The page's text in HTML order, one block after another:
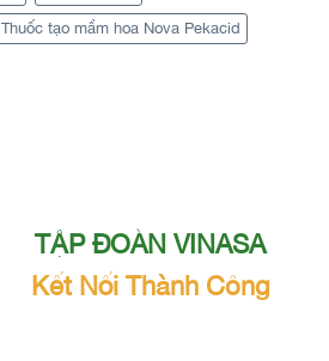
Thuốc tạo mầm hoa Nova Pekacid
TẬP ĐOÀN VINASA
Kết Nối Thành Công